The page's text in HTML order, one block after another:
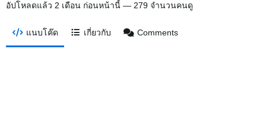
อัปโหลดแล้ว 2 เดือน ก่อนหน้านี้ — 279 จำนวนคนดู
แนบโค๊ด เกี่ยวกับ Comments